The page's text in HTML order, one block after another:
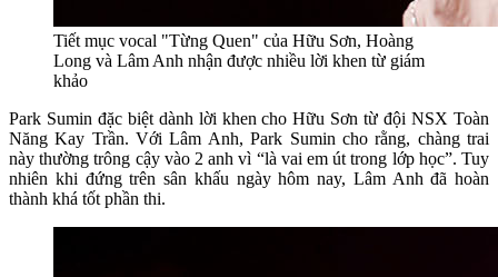
Tiết mục vocal "Từng Quen" của Hữu Sơn, Hoàng
Long và Lâm Anh nhận được nhiều lời khen từ giám
khảo
Park Sumin đặc biệt dành lời khen cho Hữu Sơn từ đội NSX Toàn
Năng Kay Trần. Với Lâm Anh, Park Sumin cho rằng, chàng trai
này thường trông cậy vào 2 anh vì “là vai em út trong lớp học”. Tuy
nhiên khi đứng trên sân khấu ngày hôm nay, Lâm Anh đã hoàn
thành khá tốt phần thi.